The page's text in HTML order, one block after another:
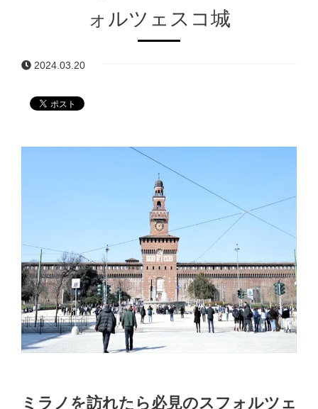
ォルツェスコ城
2024.03.20
ミラノを訪れたら必見のスフォルツェ